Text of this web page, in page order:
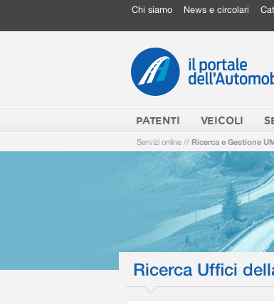
Chi siamo News e circolari
PATENTI VEICOLI
Servizi online // Ricerca e Gestione
Ricerca Uffici